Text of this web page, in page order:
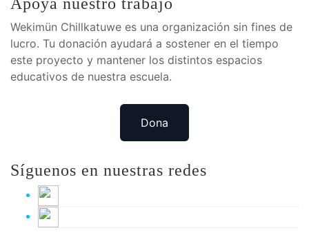
Wekimün Chillkatuwe es una organización sin fines de
lucro. Tu donación ayudará a sostener en el tiempo
este proyecto y mantener los distintos espacios
educativos de nuestra escuela.
Dona
Síguenos en nuestras redes